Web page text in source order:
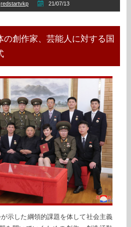
redstartvkp 21/07/13
の創作家、芸能人に対する国
示した綱領的課題を体して社会主義